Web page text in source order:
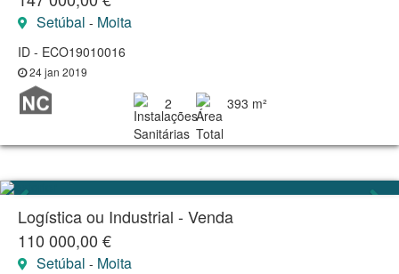
Setúbal - Moita
ID - ECO19010016
24 jan 2019
2 393 m²
Logística ou Industrial - Venda
110 000,00 €
Setúbal - Moita